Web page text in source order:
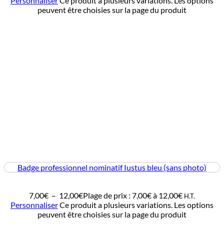
peuvent être choisies sur la page du produit
Badge professionnel nominatif Iustus bleu (sans photo)
7,00€ – 12,00€Plage de prix : 7,00€ à 12,00€ H.T.
PersonnaliserCe produit a plusieurs variations. Les options
peuvent être choisies sur la page du produit